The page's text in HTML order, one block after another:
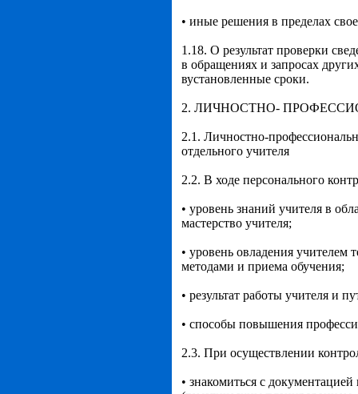
• иные решения в пределах
1.18. О результат проверки
в обращениях и запросах
вустановленные сроки.
2. ЛИЧНОСТНО-
2.1. Личностно-
отдельного учителя
2.2. В ходе персонального
• уровень знаний учителя в
мастерство учителя;
• уровень овладения
методами и приема обучения;
• результат работы учителя и
• способы повышения
2.3. При осуществлении
• знакомиться с